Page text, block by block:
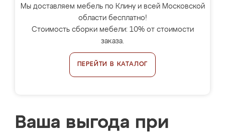
Мы доставляем мебель по Клину и всей Московской
области бесплатно!
Стоимость сборки мебели: 10% от стоимости
заказа.
ПЕРЕЙТИ В КАТАЛОГ
Ваша выгода при